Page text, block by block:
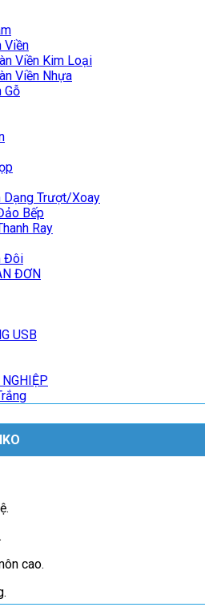
Viền
Viền Kim Loại
Viền Nhựa
Gỗ
Dạng Trượt/Xoay
Bếp
Ray
Đôi
ĐƠN
USB
cao.